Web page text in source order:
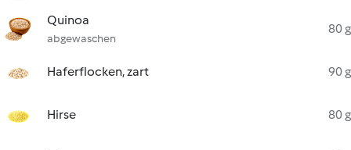
Quinoa
abgewaschen
80 g
Haferflocken, zart 90 g
Hirse 80 g